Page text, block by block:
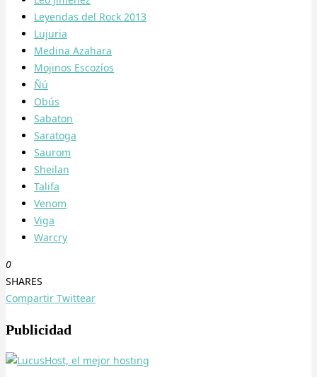
Leyendas del Rock 2013
Lujuria
Medina Azahara
Mojinos Escozíos
Ñú
Obús
Sabaton
Saratoga
Saurom
Sheilan
Talifa
Venom
Viga
Warcry
0
SHARES
Compartir Twittear
Publicidad